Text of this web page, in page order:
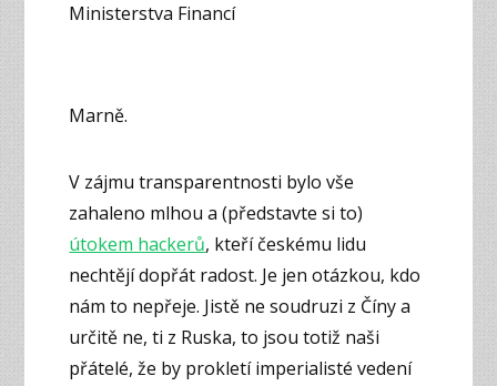
Ministerstva Financí
Marně.
V zájmu transparentnosti bylo vše
zahaleno mlhou a (představte si to)
útokem hackerů, kteří českému lidu
nechtějí dopřát radost. Je jen otázkou, kdo
nám to nepřeje. Jistě ne soudruzi z Číny a
určitě ne, ti z Ruska, to jsou totiž naši
přátelé, že by prokletí imperialisté vedení